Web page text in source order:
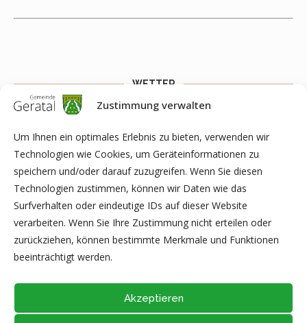
Zustimmung verwalten
Um Ihnen ein optimales Erlebnis zu bieten, verwenden wir
Technologien wie Cookies, um Geräteinformationen zu
speichern und/oder darauf zuzugreifen. Wenn Sie diesen
Technologien zustimmen, können wir Daten wie das
Surfverhalten oder eindeutige IDs auf dieser Website
verarbeiten. Wenn Sie Ihre Zustimmung nicht erteilen oder
zurückziehen, können bestimmte Merkmale und Funktionen
beeinträchtigt werden.
Akzeptieren
WETTER
Weather widget
General > Extra Options > Weather API Key to get this widget
work.
ARCHIV